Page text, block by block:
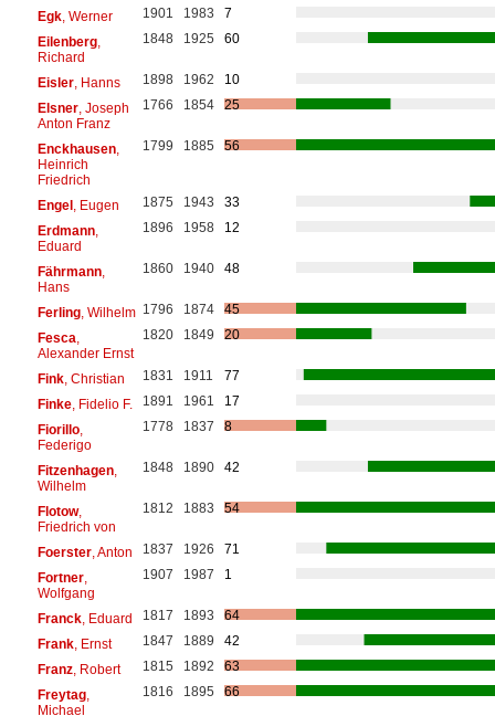
Egk, Werner 1901 1983
7
Eilenberg,
Richard
1848 1925 60
Eisler, Hanns 1898 1962
10
Elsner, Joseph
Anton Franz
1766 1854 25
Enckhausen,
Heinrich
Friedrich
1799 1885 56
Engel, Eugen 1875 1943
33
Erdmann,
Eduard
1896 1958 12
Fährmann,
Hans
1860 1940 48
Ferling, Wilhelm 1796 1874
45
Fesca
Alexander Ernst
1820 1849 20
Fink, Christian 1831 1911
77
Finke, Fidelio F. 1891 1961
17
Fiorillo,
Federigo
1778 1837 8
Fitzenhagen,
Wilhelm
1848 1890 42
Flotow,
Friedrich von
1812 1883 54
Foerster, Anton 1837 1926
71
Fortner,
Wolfgang
1907 1987 1
Franck, Eduard 1817 1893
64
Frank, Ernst 1847 1889
42
Franz, Robert 1815 1892
63
Freytag,
Michael
1816 1895 66